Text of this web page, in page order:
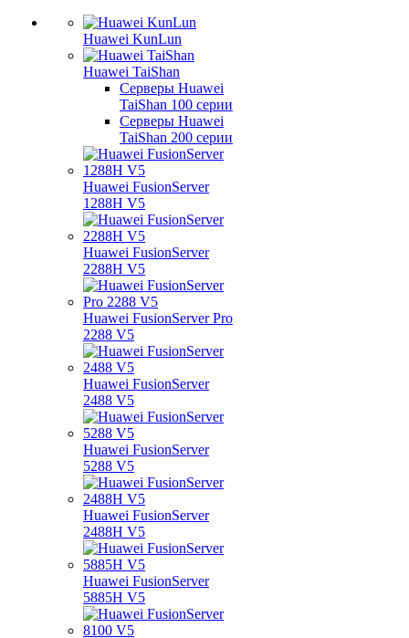
Huawei KunLun
Huawei TaiShan
Серверы Huawei
TaiShan 100 серии
Серверы Huawei
TaiShan 200 серии
Huawei FusionServer
1288H V5
Huawei FusionServer
2288H V5
Huawei FusionServer Pro
2288 V5
Huawei FusionServer
2488 V5
Huawei FusionServer
5288 V5
Huawei FusionServer
2488H V5
Huawei FusionServer
5885H V5